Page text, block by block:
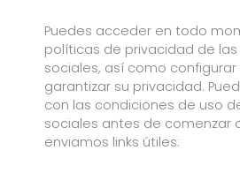
Puedes acceder en todo
políticas de privacidad de
sociales, así como
garantizar su privacidad.
con las condiciones de uso
sociales antes de comenzar
enviamos links útiles: